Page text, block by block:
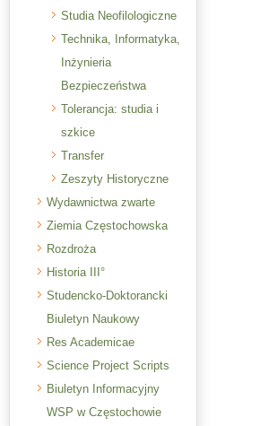
Studia Neofilologiczne
Technika, Informatyka,
Inżynieria
Bezpieczeństwa
Tolerancja: studia i
szkice
Transfer
Zeszyty Historyczne
Wydawnictwa zwarte
Ziemia Częstochowska
Rozdroża
Historia III°
Studencko-Doktorancki
Biuletyn Naukowy
Res Academicae
Science Project Scripts
Biuletyn Informacyjny
WSP w Częstochowie